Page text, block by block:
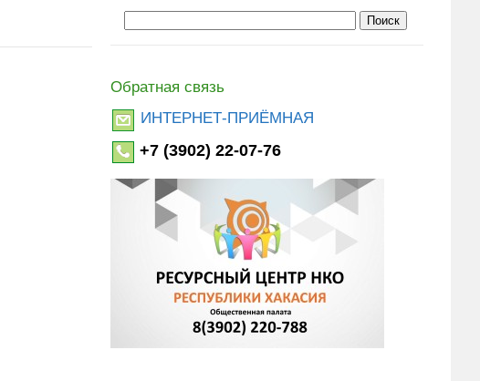
Обратная связь
ИНТЕРНЕТ-ПРИЁМНАЯ
+7 (3902) 22-07-76